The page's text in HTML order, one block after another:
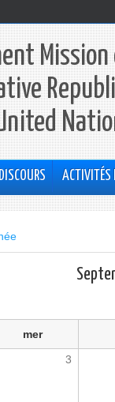
ACTIVITÉS
mer
3